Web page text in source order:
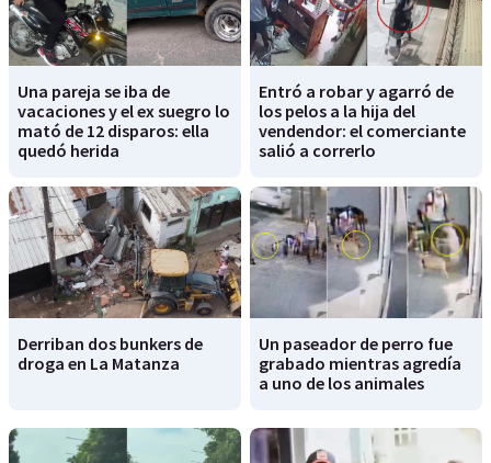
Una pareja se iba de
vacaciones y el ex suegro lo
mató de 12 disparos: ella
quedó herida
Entró a robar y agarró de
los pelos a la hija del
vendendor: el comerciante
salió a correrlo
Derriban dos bunkers de
droga en La Matanza
Un paseador de perro fue
grabado mientras agredía
a uno de los animales